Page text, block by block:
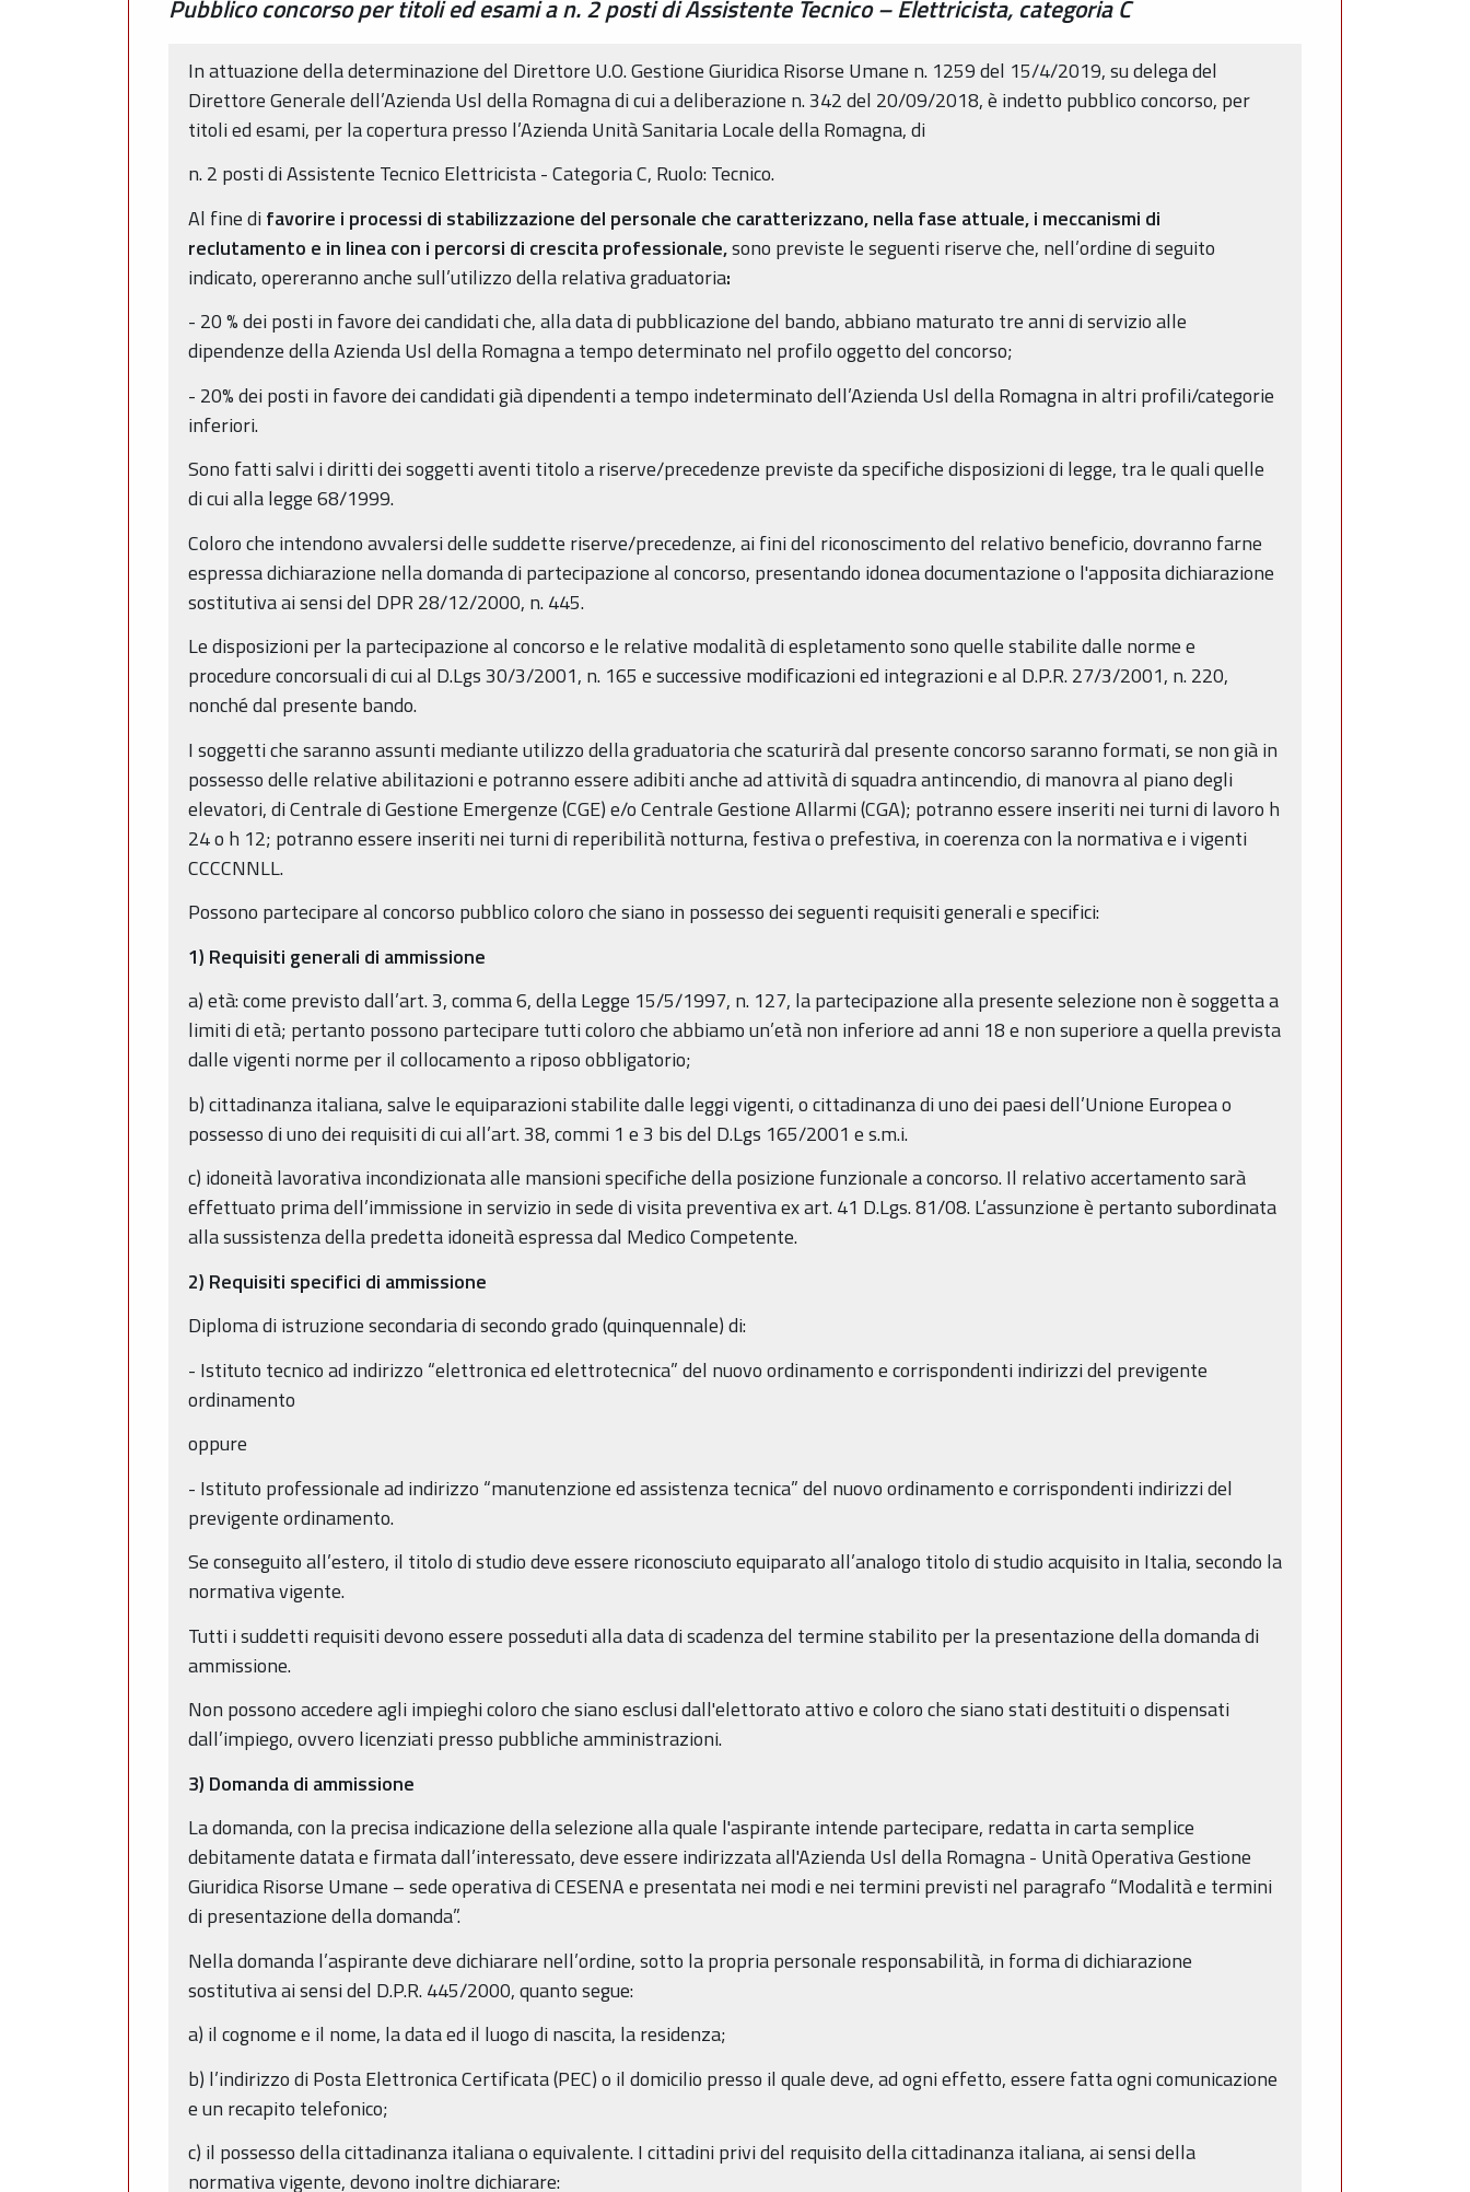
Pubblico concorso per titoli ed esami a n. 2 posti di Assistente Tecnico – Elettricista, categoria C
In attuazione della determinazione del Direttore U.O. Gestione Giuridica Risorse Umane n. 1259 del 15/4/2019, su delega del
Direttore Generale dell’Azienda Usl della Romagna di cui a deliberazione n. 342 del 20/09/2018, è indetto pubblico concorso, per
titoli ed esami, per la copertura presso l’Azienda Unità Sanitaria Locale della Romagna, di
n. 2 posti di Assistente Tecnico Elettricista - Categoria C, Ruolo: Tecnico.
Al fine difavorire i processi di stabilizzazione del personale che caratterizzano, nella fase attuale, i meccanismi di
reclutamento e in linea con i percorsi di crescita professionale,sono previste le seguenti riserve che, nell’ordine di seguito
indicato, opereranno anche sull’utilizzo della relativa graduatoria:
- 20 % dei posti in favore dei candidati che, alla data di pubblicazione del bando, abbiano maturato tre anni di servizio alle
dipendenze della Azienda Usl della Romagna a tempo determinato nel profilo oggetto del concorso;
- 20% dei posti in favore dei candidati già dipendenti a tempo indeterminato dell’Azienda Usl della Romagna in altri profili/categorie
inferiori.
Sono fatti salvi i diritti dei soggetti aventi titolo a riserve/precedenze previste da specifiche disposizioni di legge, tra le quali quelle
di cui alla legge 68/1999.
Coloro che intendono avvalersi delle suddette riserve/precedenze, ai fini del riconoscimento del relativo beneficio, dovranno farne
espressa dichiarazione nella domanda di partecipazione al concorso, presentando idonea documentazione o l'apposita dichiarazione
sostitutiva ai sensi del DPR 28/12/2000, n. 445.
Le disposizioni per la partecipazione al concorso e le relative modalità di espletamento sono quelle stabilite dalle norme e
procedure concorsuali di cui al D.Lgs 30/3/2001, n. 165 e successive modificazioni ed integrazioni e al D.P.R. 27/3/2001, n. 220,
nonché dal presente bando.
I soggetti che saranno assunti mediante utilizzo della graduatoria che scaturirà dal presente concorso saranno formati, se non già in
possesso delle relative abilitazioni e potranno essere adibiti anche ad attività di squadra antincendio, di manovra al piano degli
elevatori, di Centrale di Gestione Emergenze (CGE) e/o Centrale Gestione Allarmi (CGA); potranno essere inseriti nei turni di lavoro h
24 o h 12; potranno essere inseriti nei turni di reperibilità notturna, festiva o prefestiva, in coerenza con la normativa e i vigenti
CCCCNNLL.
Possono partecipare al concorso pubblico coloro che siano in possesso dei seguenti requisiti generali e specifici:
1) Requisiti generali di ammissione
a) età: come previsto dall’art. 3, comma 6, della Legge 15/5/1997, n. 127, la partecipazione alla presente selezione non è soggetta a
limiti di età; pertanto possono partecipare tutti coloro che abbiamo un’età non inferiore ad anni 18 e non superiore a quella prevista
dalle vigenti norme per il collocamento a riposo obbligatorio;
b) cittadinanza italiana, salve le equiparazioni stabilite dalle leggi vigenti, o cittadinanza di uno dei paesi dell’Unione Europea o
possesso di uno dei requisiti di cui all’art. 38, commi 1 e 3 bis del D.Lgs 165/2001 e s.m.i.
c) idoneità lavorativa incondizionata alle mansioni specifiche della posizione funzionale a concorso. Il relativo accertamento sarà
effettuato prima dell’immissione in servizio in sede di visita preventiva ex art. 41 D.Lgs. 81/08. L’assunzione è pertanto subordinata
alla sussistenza della predetta idoneità espressa dal Medico Competente.
2) Requisiti specifici di ammissione
Diploma di istruzione secondaria di secondo grado (quinquennale) di:
- Istituto tecnico ad indirizzo “elettronica ed elettrotecnica” del nuovo ordinamento e corrispondenti indirizzi del previgente
ordinamento
oppure
- Istituto professionale ad indirizzo “manutenzione ed assistenza tecnica” del nuovo ordinamento e corrispondenti indirizzi del
previgente ordinamento.
Se conseguito all’estero, il titolo di studio deve essere riconosciuto equiparato all’analogo titolo di studio acquisito in Italia, secondo la
normativa vigente.
Tutti i suddetti requisiti devono essere posseduti alla data di scadenza del termine stabilito per la presentazione della domanda di
ammissione.
Non possono accedere agli impieghi coloro che siano esclusi dall'elettorato attivo e coloro che siano stati destituiti o dispensati
dall’impiego, ovvero licenziati presso pubbliche amministrazioni.
3) Domanda di ammissione
La domanda, con la precisa indicazione della selezione alla quale l'aspirante intende partecipare, redatta in carta semplice
debitamente datata e firmata dall’interessato, deve essere indirizzata all'Azienda Usl della Romagna - Unità Operativa Gestione
Giuridica Risorse Umane – sede operativa di CESENA e presentata nei modi e nei termini previsti nel paragrafo “Modalità e termini
di presentazione della domanda”.
Nella domanda l’aspirante deve dichiarare nell’ordine, sotto la propria personale responsabilità, in forma di dichiarazione
sostitutiva ai sensi del D.P.R. 445/2000, quanto segue:
a) il cognome e il nome, la data ed il luogo di nascita, la residenza;
b) l’indirizzo di Posta Elettronica Certificata (PEC) o il domicilio presso il quale deve, ad ogni effetto, essere fatta ogni comunicazione
e un recapito telefonico;
c) il possesso della cittadinanza italiana o equivalente. I cittadini privi del requisito della cittadinanza italiana, ai sensi della
normativa vigente, devono inoltre dichiarare: